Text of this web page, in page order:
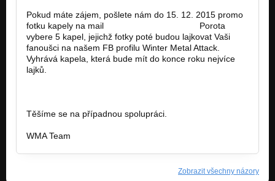
Pokud máte zájem, pošlete nám do 15. 12. 2015 promo
fotku kapely na mail
Porota
vybere 5 kapel, jejichž fotky poté budou lajkovat Vaši
fanoušci na našem FB profilu Winter Metal Attack.
Vyhrává kapela, která bude mít do konce roku nejvíce
lajků.
Těšíme se na případnou spolupráci.
WMA Team
Zobrazit všechny názory